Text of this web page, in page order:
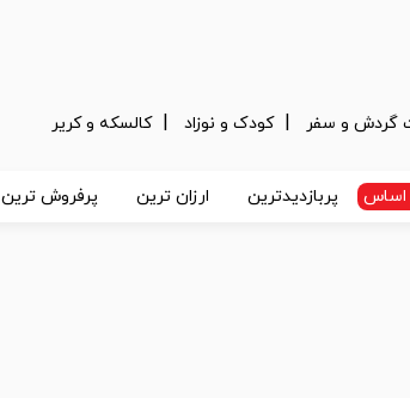
گردش و سفر کودک و نوزاد کالسکه و کریر
اساس پربازدیدترین ارزان ترین پرفروش ترین